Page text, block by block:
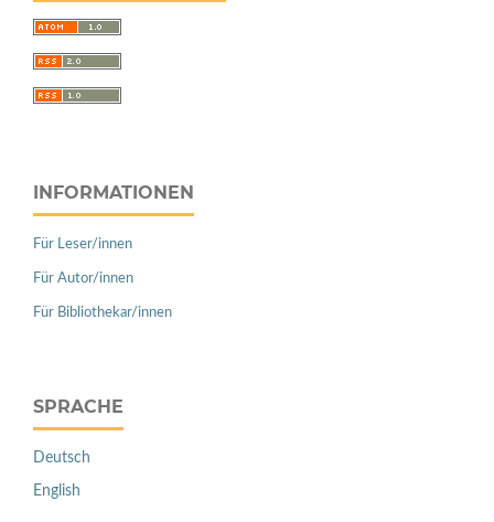
INFORMATIONEN
Für Leser/innen
Für Autor/innen
Für Bibliothekar/innen
SPRACHE
Deutsch
English